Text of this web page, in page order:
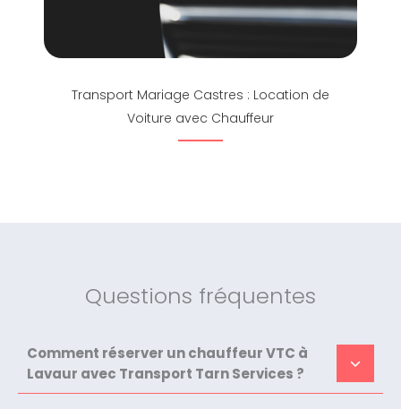
Transport Mariage Castres : Location de
Voiture avec Chauffeur
Questions fréquentes
Comment réserver un chauffeur VTC à
Lavaur avec Transport Tarn Services ?